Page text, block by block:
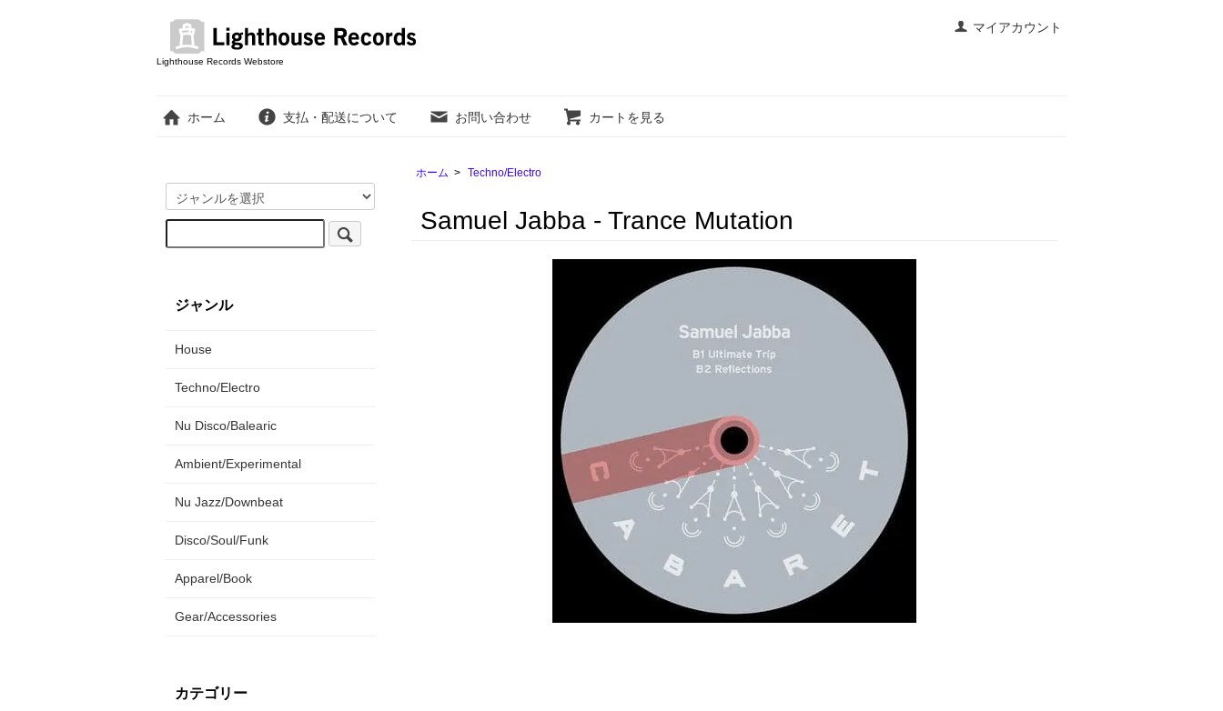
マイアカウント
Lighthouse Records Webstore
ホーム 支払・配送について お問い合わせ カートを見る
ホーム > Techno/Electro
Samuel Jabba - Trance Mutation
ジャンル
House
Techno/Electro
Nu Disco/Balearic
Ambient/Experimental
Nu Jazz/Downbeat
Disco/Soul/Funk
Apparel/Book
Gear/Accessories
カテゴリー